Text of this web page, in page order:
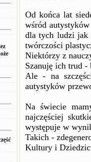
Od końca lat
wśród
dla tych ludzi jak
twórczości
Niektórzy z
Szanuję ich trud
Ale - na
autystyków
Na świecie
najczęściej
występuje w
Takich -
Kultury i